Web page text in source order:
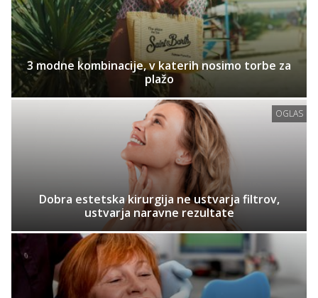
3 modne kombinacije, v katerih nosimo torbe za
plažo
OGLAS
Dobra estetska kirurgija ne ustvarja filtrov,
ustvarja naravne rezultate